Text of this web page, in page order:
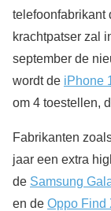
telefoonfabrikant
krachtpatser zal
september de
wordt de iPhone
om 4 toestellen,
Fabrikanten
jaar een extra
de Samsung
en de Oppo Find